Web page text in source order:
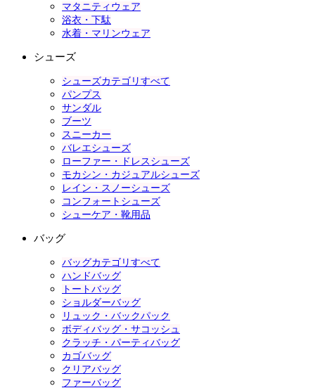
マタニティウェア
浴衣・下駄
水着・マリンウェア
シューズ
シューズカテゴリすべて
パンプス
サンダル
ブーツ
スニーカー
バレエシューズ
ローファー・ドレスシューズ
モカシン・カジュアルシューズ
レイン・スノーシューズ
コンフォートシューズ
シューケア・靴用品
バッグ
バッグカテゴリすべて
ハンドバッグ
トートバッグ
ショルダーバッグ
リュック・バックパック
ボディバッグ・サコッシュ
クラッチ・パーティバッグ
カゴバッグ
クリアバッグ
ファーバッグ